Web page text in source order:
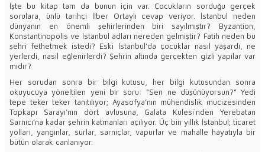
İşte bu kitap tam da bunun için var. Çocukların sorduğu gerçek
sorulara, ünlü tarihçi İlber Ortaylı cevap veriyor. İstanbul neden
dünyanın en önemli şehirlerinden biri sayılmıştır? Byzantion,
Konstantinopolis ve İstanbul adları nereden gelmiştir? Fatih neden bu
şehri fethetmek istedi? Eski İstanbul’da çocuklar nasıl yaşardı, ne
yerlerdi, nasıl eğlenirlerdi? Şehrin altında gerçekten gizli yapılar var
mıdır?
Her sorudan sonra bir bilgi kutusu, her bilgi kutusundan sonra
okuyucuya yöneltilen yeni bir soru: “Sen ne düşünüyorsun?” Yedi
tepe teker teker tanıtılıyor; Ayasofya’nın mühendislik mucizesinden
Topkapı Sarayı’nın dört avlusuna, Galata Kulesi`nden Yerebatan
Sarnıcı’na kadar şehrin katmanları açılıyor. Üç bin yıllık İstanbul; ticaret
yolları, yangınlar, surlar, sarnıçlar, vapurlar ve mahalle hayatıyla bir
bütün olarak canlanıyor.